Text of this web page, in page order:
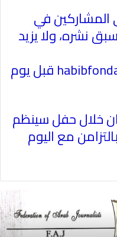
في
نشره، ولا يزيد
قبل يوم
خلال حفل سينظم
03 مايو 2021، بالتزامن مع اليوم